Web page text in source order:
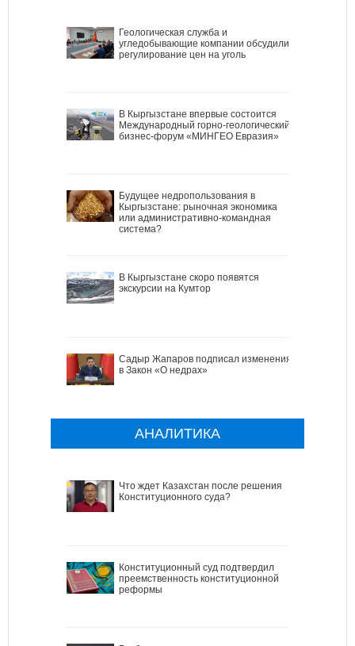
Геологическая служба и
угледобывающие компании обсудили
регулирование цен на уголь
В Кыргызстане впервые состоится
Международный горно-геологический
бизнес-форум «МИНГЕО Евразия»
Будущее недропользования в
Кыргызстане: рыночная экономика
или административно-командная
система?
В Кыргызстане скоро появятся
экскурсии на Кумтор
Садыр Жапаров подписал изменения
в Закон «О недрах»
АНАЛИТИКА
Что ждет Казахстан после решения
Конституционного суда?
Конституционный суд подтвердил
преемственность конституционной
реформы